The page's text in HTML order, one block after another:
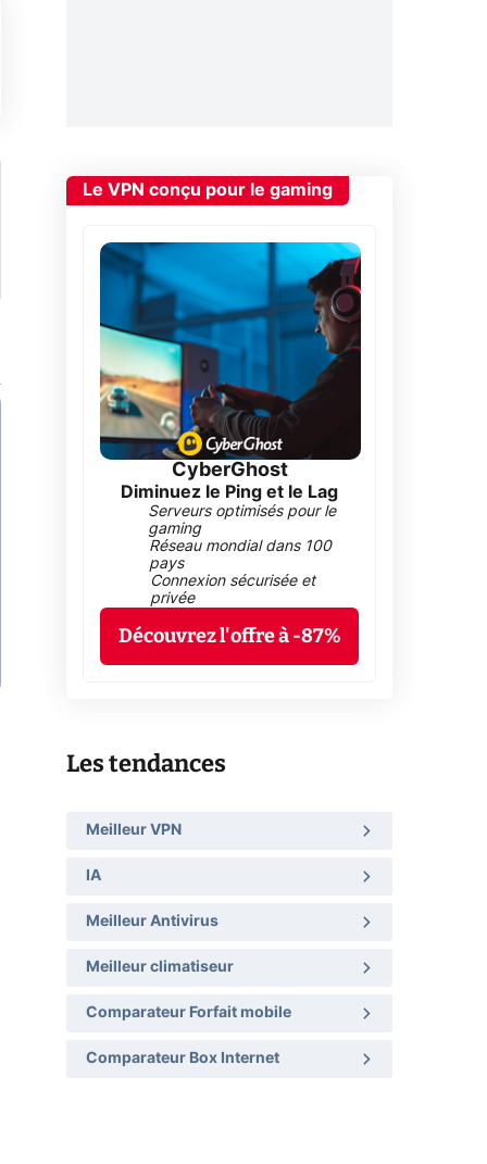
Le VPN conçu pour le gaming
CyberGhost
Diminuez le Ping et le Lag
Serveurs optimisés pour le
gaming
Réseau mondial dans 100
pays
Connexion sécurisée et
privée
Découvrez l'offre à -87%
Les tendances
Meilleur VPN
IA
Meilleur Antivirus
Meilleur climatiseur
Comparateur Forfait mobile
Comparateur Box Internet